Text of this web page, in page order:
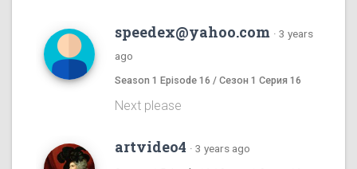
speedex@yahoo.com · 3 years
ago
Season 1 Episode 16 / Сезон 1 Серия 16
Next please
artvideo4 · 3 years ago